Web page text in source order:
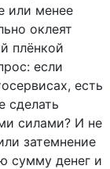
или менее
оклеят
плёнкой
если
есть
сделать
силами? И не
затемнение
сумму денег и